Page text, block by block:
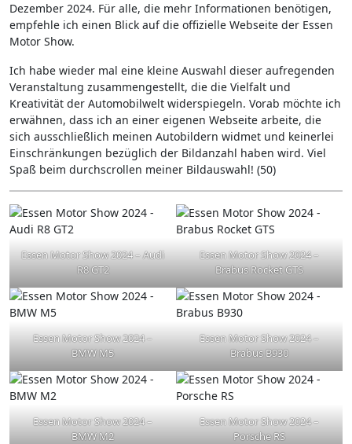
Dezember 2024. Für alle, die mehr Informationen benötigen,
empfehle ich einen Blick auf die offizielle Webseite der Essen
Motor Show.
Ich habe wieder mal eine kleine Auswahl dieser aufregenden
Veranstaltung zusammengestellt, die die Vielfalt und
Kreativität der Automobilwelt widerspiegeln. Vorab möchte ich
erwähnen, dass ich an einer eigenen Webseite arbeite, die
sich ausschließlich meinen Autobildern widmet und keinerlei
Einschränkungen bezüglich der Bildanzahl haben wird. Viel
Spaß beim durchscrollen meiner Bildauswahl! (50)
Essen Motor Show 2024 – Audi
R8 GT2
Essen Motor Show 2024 –
Brabus Rocket GTS
Essen Motor Show 2024 –
BMW M5
Essen Motor Show 2024 –
Brabus B930
Essen Motor Show 2024 –
BMW M2
Essen Motor Show 2024 –
Porsche RS